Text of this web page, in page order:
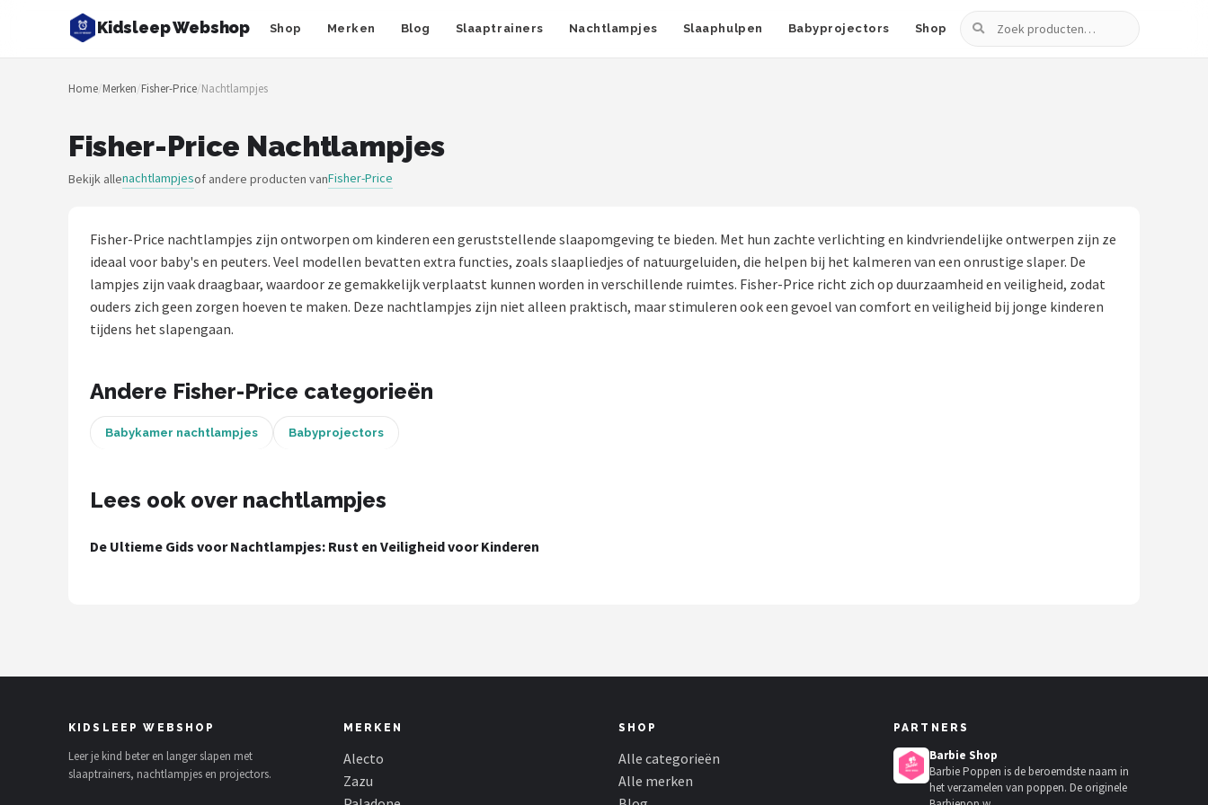
Kidsleep Webshop Shop Merken Blog Slaaptrainers Nachtlampjes Slaaphulpen Babyprojectors Shop
Zoeken
Zoeken
NAVIGATIE
Merken
Slaaptrainers
Nachtlampjes
Babyprojectors
Flow Amsterdam
LUVION
Home/Merken/Fisher-Price/Nachtlampjes
Fisher-Price Nachtlampjes
Bekijk allenachtlampjesof andere producten vanFisher-Price
Fisher-Price nachtlampjes zijn ontworpen om kinderen een geruststellende slaapomgeving te bieden. Met hun zachte verlichting en kindvriendelijke ontwerpen zijn ze
ideaal voor baby's en peuters. Veel modellen bevatten extra functies, zoals slaapliedjes of natuurgeluiden, die helpen bij het kalmeren van een onrustige slaper. De
lampjes zijn vaak draagbaar, waardoor ze gemakkelijk verplaatst kunnen worden in verschillende ruimtes. Fisher-Price richt zich op duurzaamheid en veiligheid, zodat
ouders zich geen zorgen hoeven te maken. Deze nachtlampjes zijn niet alleen praktisch, maar stimuleren ook een gevoel van comfort en veiligheid bij jonge kinderen
tijdens het slapengaan.
Andere Fisher-Price categorieën
Babykamer nachtlampjes Babyprojectors
Lees ook over nachtlampjes
De Ultieme Gids voor Nachtlampjes: Rust en Veiligheid voor Kinderen
KIDSLEEP WEBSHOP
Leer je kind beter en langer slapen met
slaaptrainers, nachtlampjes en projectors.
MERKEN
Alecto
Zazu
SHOP
Alle categorieën
Alle merken
PARTNERS
Barbie Shop
Barbie Poppen is de beroemdste naam in
het verzamelen van poppen. De originele